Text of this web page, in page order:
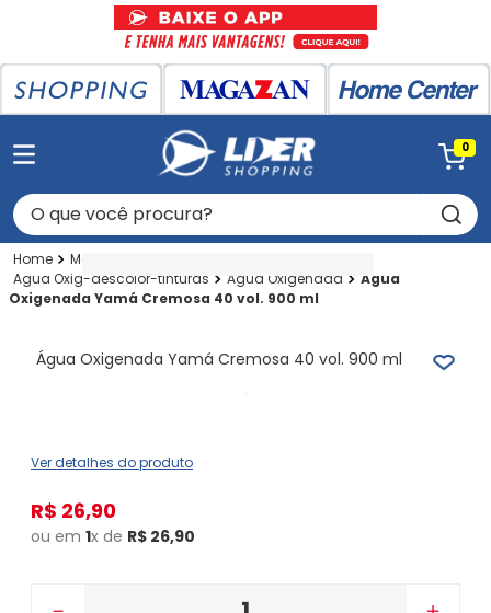
0
O que você procura?
Magazan
Agua Oxig-descolor-tinturas
Agua Oxigenada
Água
Oxigenada Yamá Cremosa 40 vol. 900 ml
Água Oxigenada Yamá Cremosa 40 vol. 900 ml
Ver detalhes do produto
R$ 26,90
ou em 1x de R$ 26,90